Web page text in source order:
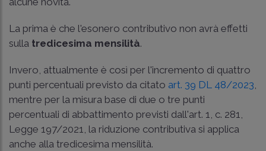
La prima è che l'esonero contributivo non avrà effetti
sulla tredicesima mensilità.
Invero, attualmente è così per l'incremento di quattro
punti percentuali previsto da citato art. 39 DL 48/2023
mentre per la misura base di due o tre punti
percentuali di abbattimento previsti dall'art. 1, c. 281,
Legge 197/2021, la riduzione contributiva si applica
anche alla tredicesima mensilità.